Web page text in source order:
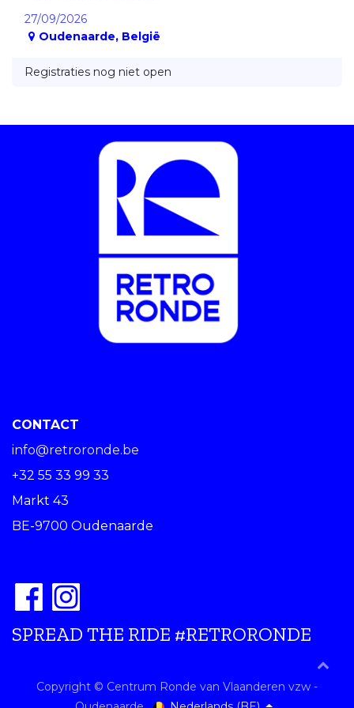
27/09/2026
Oudenaarde, België
Registraties nog niet open
CONTACT
info@retroronde.be
+32 55 33 99 33
Markt 43
BE-9700 Oudenaarde
SPREAD THE RIDE #RETRORONDE
Copyright © Centrum Ronde van Vlaanderen vzw -